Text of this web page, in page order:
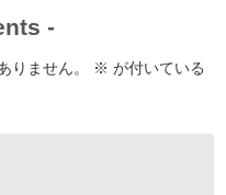
-
りません。 ※ が付いている